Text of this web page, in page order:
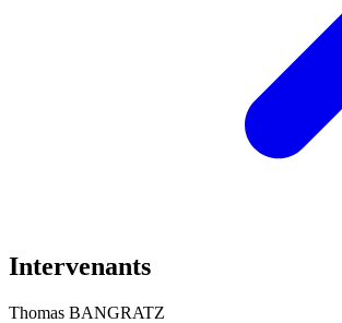
Intervenants
Thomas BANGRATZ